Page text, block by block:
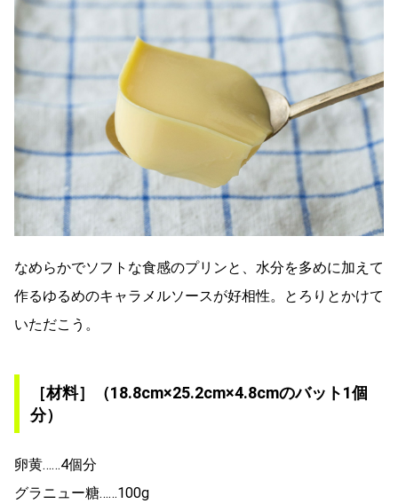
なめらかでソフトな食感のプリンと、水分を多めに加えて
作るゆるめのキャラメルソースが好相性。とろりとかけて
いただこう。
［材料］（18.8cm×25.2cm×4.8cmのバット1個
分）
卵黄……4個分
グラニュー糖……100g